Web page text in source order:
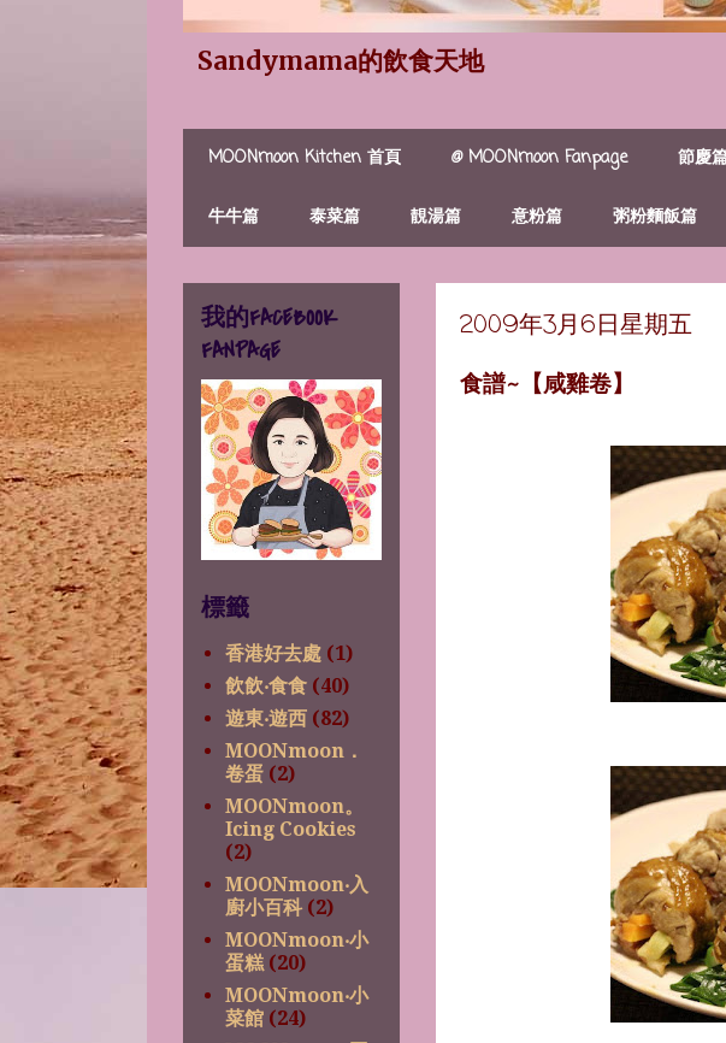
Sandymama的飲食天地
MOONmoon Kitchen 首頁 @ MOONmoon Fanpage 節慶
牛牛篇 泰菜篇 靚湯篇 意粉篇 粥粉麵飯篇
2009年3月6日星期五
食譜~【咸雞卷】
我的FACEBOOK
FANPAGE
標籤
香港好去處 (1)
飲飲‧食食 (40)
遊東‧遊西 (82)
MOONmoon．
卷蛋 (2)
MOONmoon。
Icing Cookies
(2)
MOONmoon‧入
廚小百科 (2)
MOONmoon‧小
蛋糕 (20)
MOONmoon‧小
菜館 (24)